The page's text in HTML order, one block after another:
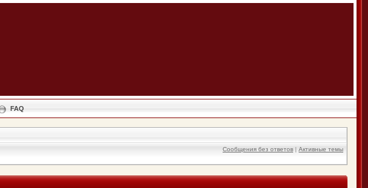
FAQ
Сообщения без ответов | Активные темы